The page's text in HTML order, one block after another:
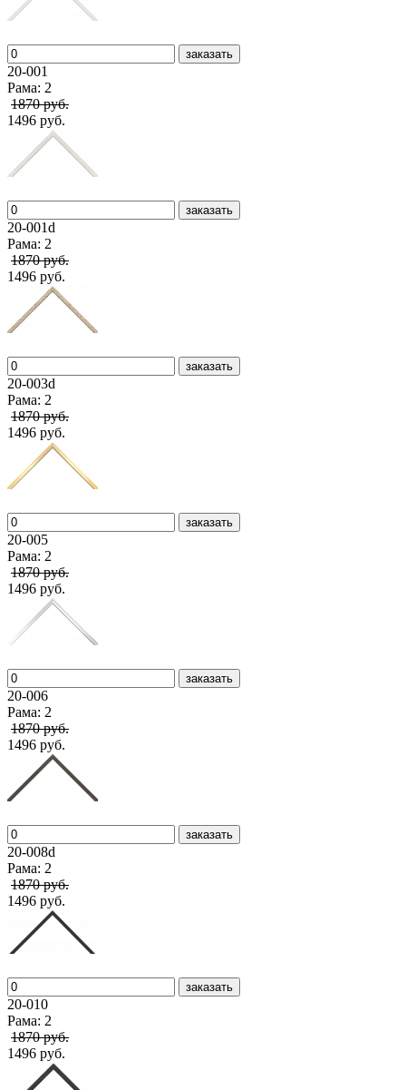
заказать
20-001
Рама: 2
1870 руб.
1496 руб.
заказать
20-001d
Рама: 2
1870 руб.
1496 руб.
заказать
20-003d
Рама: 2
1870 руб.
1496 руб.
заказать
20-005
Рама: 2
1870 руб.
1496 руб.
заказать
20-006
Рама: 2
1870 руб.
1496 руб.
заказать
20-008d
Рама: 2
1870 руб.
1496 руб.
заказать
20-010
Рама: 2
1870 руб.
1496 руб.